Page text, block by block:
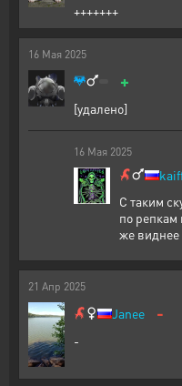
+++++++
16 Мая 2025
+
[удалено]
16 Мая 2025
С таким
по репкам
же виднее
21 Апр 2025
Janee -
-